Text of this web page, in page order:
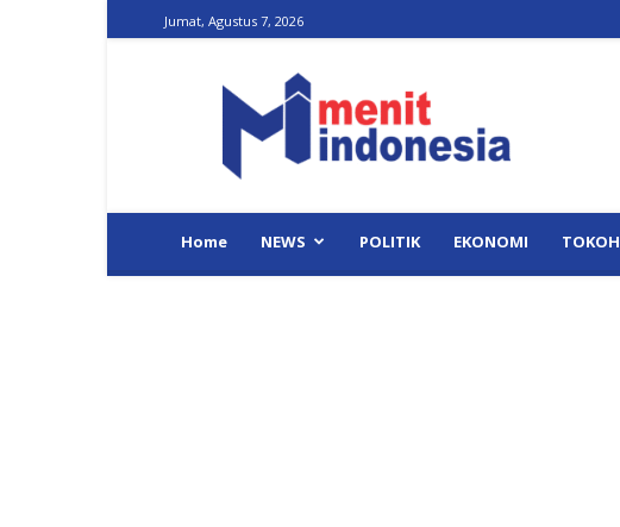
Jumat, Agustus 7, 2026
Indonesia
Home NEWS POLITIK EKONOMI TOKOH